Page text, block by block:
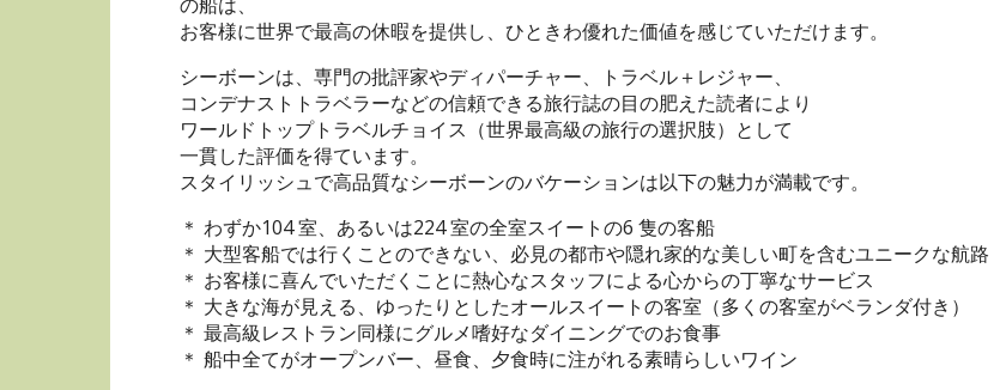
お客様に世界で最高の休暇を提供し、ひときわ優れた価値を感じていただけます。
シーボーンは、専門の批評家やディパーチャー、トラベル＋レジャー、
コンデナストトラベラーなどの信頼できる旅行誌の目の肥えた読者により
ワールドトップトラベルチョイス（世界最高級の旅行の選択肢）として
一貫した評価を得ています。
スタイリッシュで高品質なシーボーンのバケーションは以下の魅力が満載です。
＊ わずか104 室、あるいは224 室の全室スイートの6 隻の客船
＊ 大型客船では行くことのできない、必見の都市や隠れ家的な美しい町を含むユニークな航路
＊ お客様に喜んでいただくことに熱心なスタッフによる心からの丁寧なサービス
＊ 大きな海が見える、ゆったりとしたオールスイートの客室（多くの客室がベランダ付き）
＊ 最高級レストラン同様にグルメ嗜好なダイニングでのお食事
＊ 船中全てがオープンバー、昼食、夕食時に注がれる素晴らしいワイン